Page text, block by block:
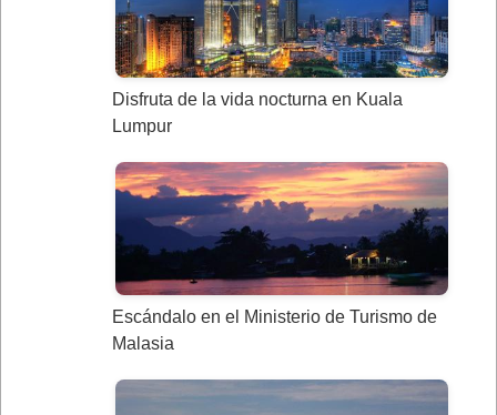
Disfruta de la vida nocturna en Kuala
Lumpur
Escándalo en el Ministerio de Turismo de
Malasia